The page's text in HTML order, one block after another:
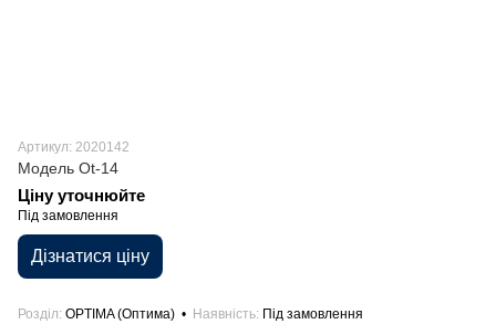
Артикул: 2020142
Модель Ot-14
Ціну уточнюйте
Під замовлення
Дізнатися ціну
Розділ OPTIMA (Оптима) Наявність Під замовлення